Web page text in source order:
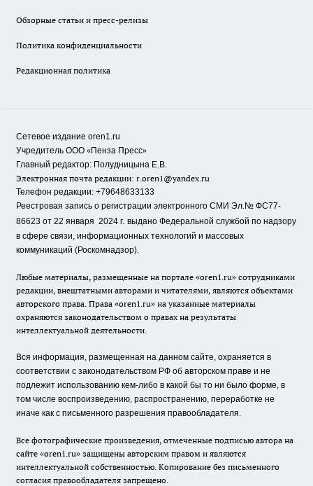
Обзорные статьи и пресс-релизы
Политика конфиденциальности
Редакционная политика
Сетевое издание oren1.ru
Учредитель ООО «Пенза Пресс»
Главный редактор: Полудницына Е.В.
Электронная почта редакции: r.oren1@yandex.ru
Телефон редакции: +79648633133
Реестровая запись о регистрации электронного СМИ Эл.№ ФС77-
86623 от 22 января 2024 г. выдано Федеральной службой по надзору
в сфере связи, информационных технологий и массовых
коммуникаций (Роскомнадзор).
Любые материалы, размещенные на портале «oren1.ru» сотрудниками
редакции, внештатными авторами и читателями, являются объектами
авторского права. Права «oren1.ru» на указанные материалы
охраняются законодательством о правах на результаты
интеллектуальной деятельности.
Вся информация, размещенная на данном сайте, охраняется в
соответствии с законодательством РФ об авторском праве и не
подлежит использованию кем-либо в какой бы то ни было форме, в
том числе воспроизведению, распространению, переработке не
иначе как с письменного разрешения правообладателя.
Все фотографические произведения, отмеченные подписью автора на
сайте «oren1.ru» защищены авторским правом и являются
интеллектуальной собственностью. Копирование без письменного
согласия правообладателя запрещено.